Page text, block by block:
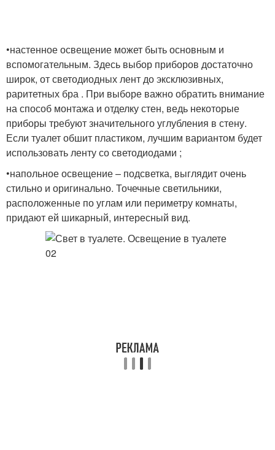
•настенное освещение может быть основным и
вспомогательным. Здесь выбор приборов достаточно
широк, от светодиодных лент до эксклюзивных,
раритетных бра . При выборе важно обратить внимание
на способ монтажа и отделку стен, ведь некоторые
приборы требуют значительного углубления в стену.
Если туалет обшит пластиком, лучшим вариантом будет
использовать ленту со светодиодами ;
•напольное освещение – подсветка, выглядит очень
стильно и оригинально. Точечные светильники,
расположенные по углам или периметру комнаты,
придают ей шикарный, интересный вид.